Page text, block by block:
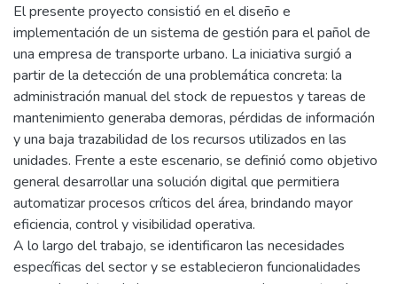
El presente proyecto consistió en el diseño e
implementación de un sistema de gestión para el pañol de
una empresa de transporte urbano. La iniciativa surgió a
partir de la detección de una problemática concreta: la
administración manual del stock de repuestos y tareas de
mantenimiento generaba demoras, pérdidas de información
y una baja trazabilidad de los recursos utilizados en las
unidades. Frente a este escenario, se definió como objetivo
general desarrollar una solución digital que permitiera
automatizar procesos críticos del área, brindando mayor
eficiencia, control y visibilidad operativa.
A lo largo del trabajo, se identificaron las necesidades
específicas del sector y se establecieron funcionalidades